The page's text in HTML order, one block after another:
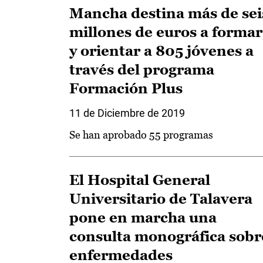
Mancha destina más de
millones de euros a formar
y orientar a 805 jóvenes a
través del programa
Formación Plus
11 de Diciembre de 2019
Se han aprobado 55 programas
El Hospital General
Universitario de Talavera
pone en marcha una
consulta monográfica
enfermedades